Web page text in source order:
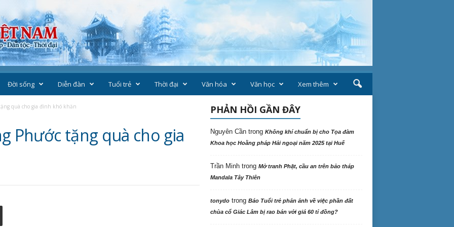
Đời sống Diễn đàn Tuổi trẻ Thời đại Văn hóa Văn học Xem thêm
quà cho gia đình khó khăn
Phước tặng quà cho gia
PHẢN HỒI GẦN ĐÂY
Nguyên Cầntrong Không khí chuẩn bị cho Tọa đàm
Khoa học Hoằng pháp Hải ngoại năm 2025 tại Huế
Trần Minhtrong Mở tranh Phật, cầu an trên bảo tháp
Mandala Tây Thiên
tonydotrong Báo Tuổi trẻ phản ảnh về việc phần đất
chùa cổ Giác Lâm bị rao bán với giá 60 tỉ đồng?